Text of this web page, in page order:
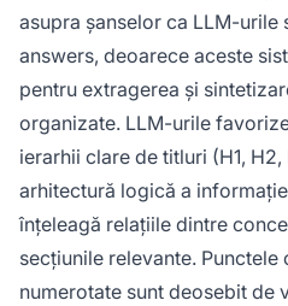
asupra șanselor ca LLM-urile
answers, deoarece aceste
pentru extragerea și
organizate. LLM-urile
ierarhii clare de titluri (H1,
arhitectură logică a
înțeleagă relațiile dintre
secțiunile relevante. Punctele
numerotate sunt deosebit de